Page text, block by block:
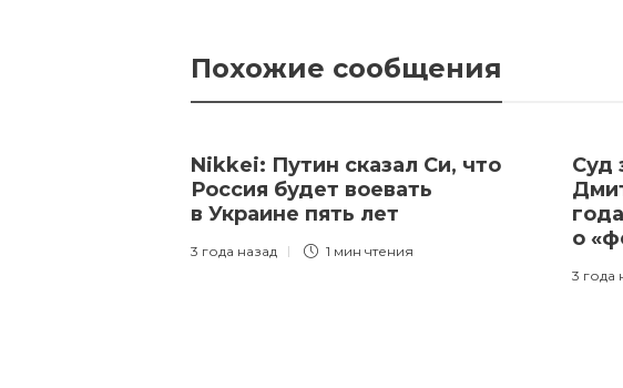
Похожие сообщения
Nikkei: Путин сказал Си, что
Россия будет воевать
в Украине пять лет
3 года назад 1 мин чтения
Суд
о
3 года